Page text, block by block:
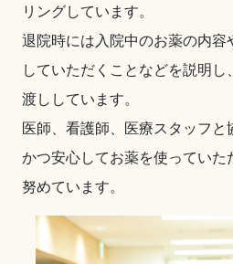
リングしています。
退院時には入院中のお薬の内
していただくことなどを説明
渡ししています。
医師、看護師、医療スタッフ
かつ安心してお薬を使っていた
努めています。